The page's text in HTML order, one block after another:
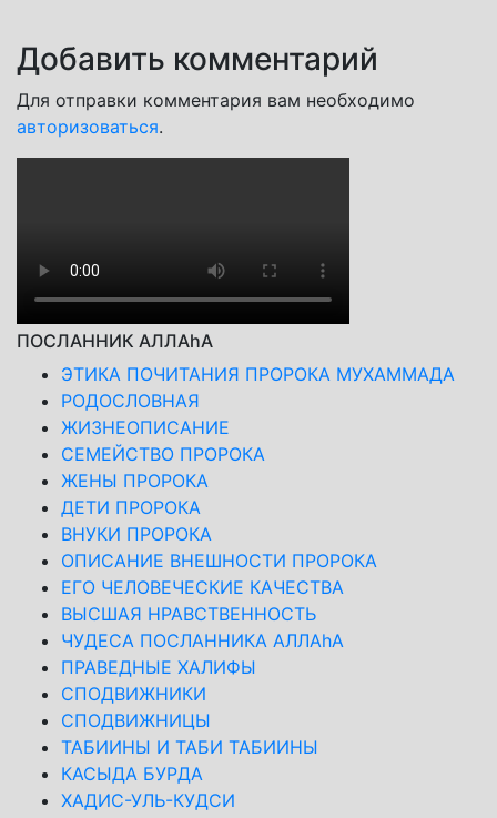
Добавить комментарий
Для отправки комментария вам необходимо
авторизоваться.
ПОСЛАННИК АЛЛАhА
ЭТИКА ПОЧИТАНИЯ ПРОРОКА МУХАММАДА
РОДОСЛОВНАЯ
ЖИЗНЕОПИСАНИЕ
СЕМЕЙСТВО ПРОРОКА
ЖЕНЫ ПРОРОКА
ДЕТИ ПРОРОКА
ВНУКИ ПРОРОКА
ОПИСАНИЕ ВНЕШНОСТИ ПРОРОКА
ЕГО ЧЕЛОВЕЧЕСКИЕ КАЧЕСТВА
ВЫСШАЯ НРАВСТВЕННОСТЬ
ЧУДЕСА ПОСЛАННИКА АЛЛАhА
ПРАВЕДНЫЕ ХАЛИФЫ
СПОДВИЖНИКИ
СПОДВИЖНИЦЫ
ТАБИИНЫ И ТАБИ ТАБИИНЫ
КАСЫДА БУРДА
ХАДИС-УЛЬ-КУДСИ